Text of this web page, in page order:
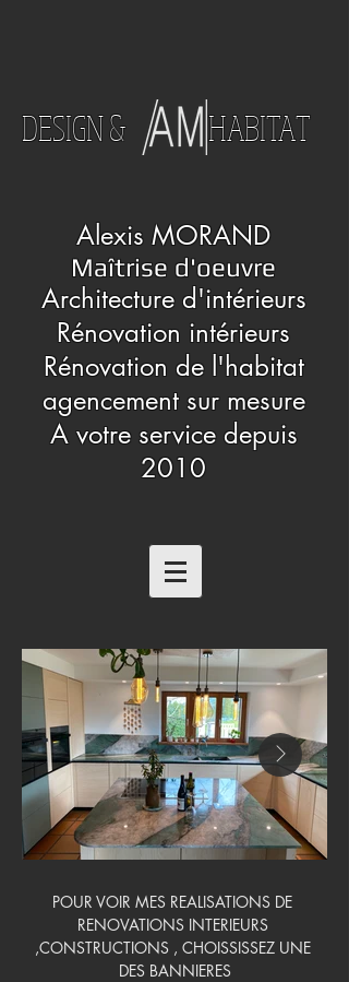
DESIGN & HABITAT
Alexis MORAND
Maîtrise d'oeuvre
Architecture d'intérieurs
Rénovation intérieurs
Rénovation de l'habitat
agencement sur mesure
A votre service depuis
2010
POUR VOIR MES REALISATIONS DE
RENOVATIONS INTERIEURS
,CONSTRUCTIONS , CHOISSISSEZ UNE
DES BANNIERES